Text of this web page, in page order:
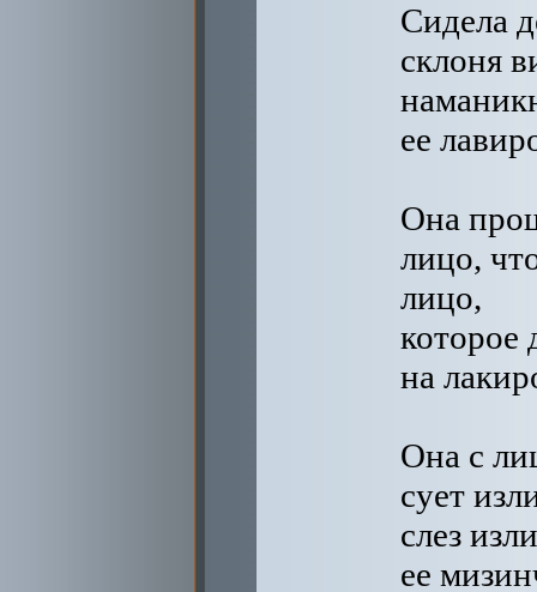
Сидела
склоня
ее
Она
лицо,
лицо,
которое
на
Она с
сует
слез
ее